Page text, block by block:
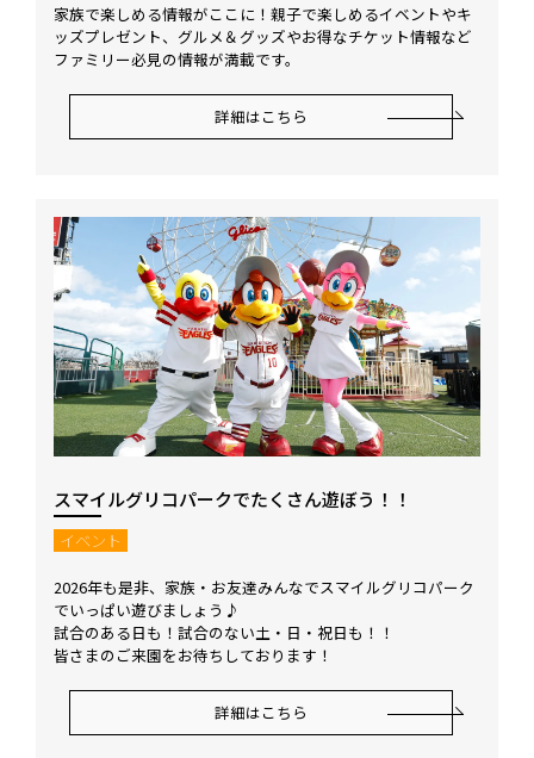
家族で楽しめる情報がここに！親子で楽しめるイベントやキ
ッズプレゼント、グルメ＆グッズやお得なチケット情報など
ファミリー必見の情報が満載です。
詳細はこちら
スマイルグリコパークでたくさん遊ぼう！！
イベント
2026年も是非、家族・お友達みんなでスマイルグリコパーク
でいっぱい遊びましょう♪
試合のある日も！試合のない土・日・祝日も！！
皆さまのご来園をお待ちしております！
詳細はこちら